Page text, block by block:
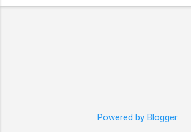
Powered by Blogger